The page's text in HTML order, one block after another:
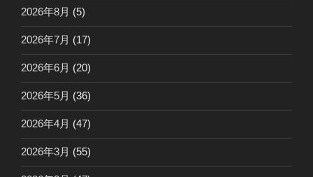
2026年8月 (5)
2026年7月 (17)
2026年6月 (20)
2026年5月 (36)
2026年4月 (47)
2026年3月 (55)